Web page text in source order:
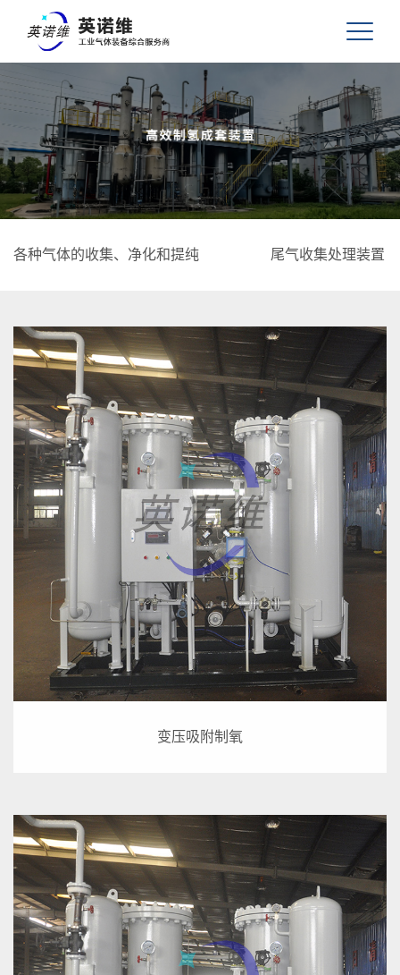
各种气体的收集、净化和提纯 尾气收集处理装置
变压吸附制氧